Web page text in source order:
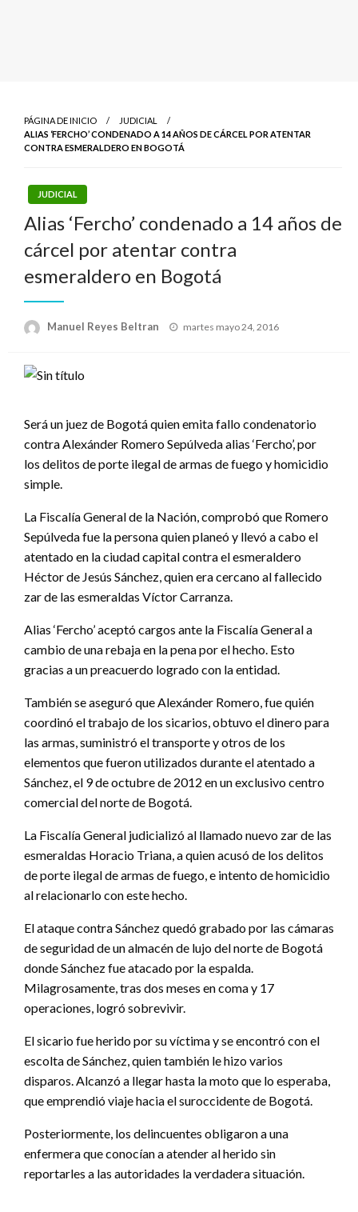
PÁGINA DE INICIO
JUDICIAL
ALIAS ‘FERCHO’ CONDENADO A 14 AÑOS DE CÁRCEL POR ATENTAR
CONTRA ESMERALDERO EN BOGOTÁ
JUDICIAL
Alias ‘Fercho’ condenado a 14 años de
cárcel por atentar contra
esmeraldero en Bogotá
Manuel Reyes Beltran
Publicado
martes mayo 24, 2016
Será un juez de Bogotá quien emita fallo condenatorio
contra Alexánder Romero Sepúlveda alias ‘Fercho’, por
los delitos de porte ilegal de armas de fuego y homicidio
simple.
La Fiscalía General de la Nación, comprobó que Romero
Sepúlveda fue la persona quien planeó y llevó a cabo el
atentado en la ciudad capital contra el esmeraldero
Héctor de Jesús Sánchez, quien era cercano al fallecido
zar de las esmeraldas Víctor Carranza.
Alias ‘Fercho’ aceptó cargos ante la Fiscalía General a
cambio de una rebaja en la pena por el hecho. Esto
gracias a un preacuerdo logrado con la entidad.
También se aseguró que Alexánder Romero, fue quién
coordinó el trabajo de los sicarios, obtuvo el dinero para
las armas, suministró el transporte y otros de los
elementos que fueron utilizados durante el atentado a
Sánchez, el 9 de octubre de 2012 en un exclusivo centro
comercial del norte de Bogotá.
La Fiscalía General judicializó al llamado nuevo zar de las
esmeraldas Horacio Triana, a quien acusó de los delitos
de porte ilegal de armas de fuego, e intento de homicidio
al relacionarlo con este hecho.
El ataque contra Sánchez quedó grabado por las cámaras
de seguridad de un almacén de lujo del norte de Bogotá
donde Sánchez fue atacado por la espalda.
Milagrosamente, tras dos meses en coma y 17
operaciones, logró sobrevivir.
El sicario fue herido por su víctima y se encontró con el
escolta de Sánchez, quien también le hizo varios
disparos. Alcanzó a llegar hasta la moto que lo esperaba,
que emprendió viaje hacia el suroccidente de Bogotá.
Posteriormente, los delincuentes obligaron a una
enfermera que conocían a atender al herido sin
reportarles a las autoridades la verdadera situación.